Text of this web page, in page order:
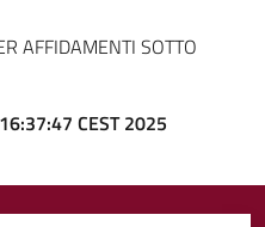
AFFIDAMENTI SOTTO
CEST 2025